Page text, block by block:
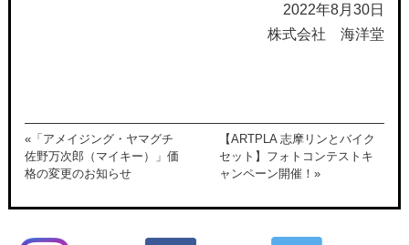
2022年8月30日
株式会社 海洋堂
«「アメイジング・ヤマグチ
佐野万次郎（マイキー）」価
格の変更のお知らせ
【ARTPLA 志摩リンとバイク
セット】フォトコンテストキ
ャンペーン開催！»